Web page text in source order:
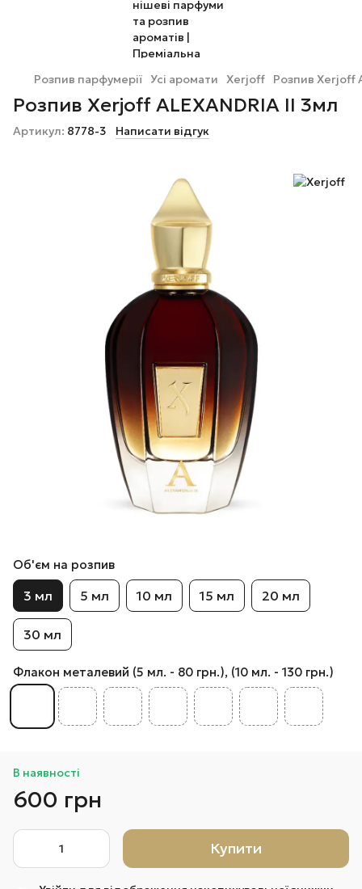
Розпив парфумерії Усі аромати Xerjoff Розпив Xerjoff
Розпив Xerjoff ALEXANDRIA II 3мл
Артикул: 8778-3 Написати відгук
Об'єм на розпив
3 мл 5 мл 10 мл 15 мл 20 мл
30 мл
Флакон металевий (5 мл. - 80 грн.), (10 мл. - 130 грн.)
В наявності
600 грн
Купити